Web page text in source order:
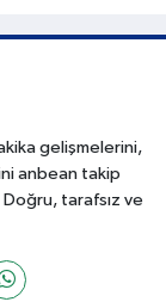
gelişmelerini,
anbean takip
tarafsız ve